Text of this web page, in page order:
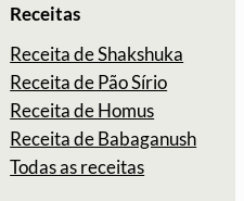
Receitas
Receita de Shakshuka
Receita de Pão Sírio
Receita de Homus
Receita de Babaganush
Todas as receitas